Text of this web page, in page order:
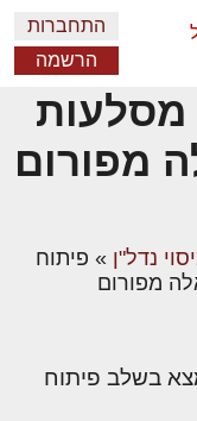
התחברות
הרשמה
מסלעות
מפורום
נדל"ן » פיתוח
מפורום
בשלב פיתוח